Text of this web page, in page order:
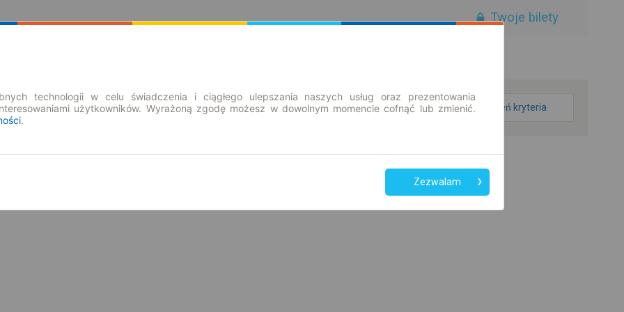
Twoje bilety
zmień kryteria
technologii w celu świadczenia i ciągłego ulepszania naszych usług oraz prezentowania
użytkowników. Wyrażoną zgodę możesz w dowolnym momencie cofnąć lub zmienić.
.
Zezwalam